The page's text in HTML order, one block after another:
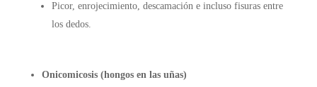
Picor, enrojecimiento, descamación e incluso fisuras entre
los dedos.
Onicomicosis (hongos en las uñas)